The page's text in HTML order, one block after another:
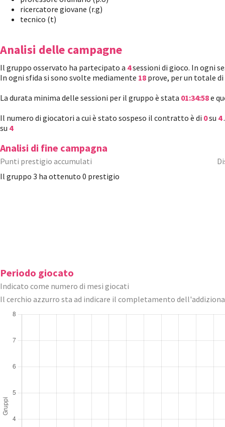
ricercatore giovane (r.g)
tecnico (t)
Analisi delle campagne
Il gruppo osservato ha partecipato a 4sessioni di gioco. In ogni
In ogni sfida si sono svolte mediamente 18 prove, per un totale di
La durata minima delle sessioni per il gruppo è stata 01:34:58e
Il numero di giocatori a cui è stato sospeso il contratto è di 0su 4
su 4
Analisi di fine campagna
Punti prestigio accumulati
Il gruppo 3 ha ottenuto 0 prestigio
Periodo giocato
Indicato come numero di mesi giocati
Il cerchio azzurro sta ad indicare il completamento